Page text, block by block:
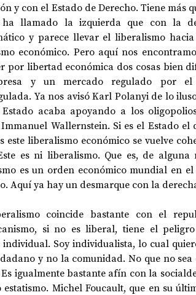
y con el Estado de Derecho. Tiene más
llamado la izquierda que con la
y parece llevar el liberalismo
económico. Pero aquí nos
por libertad económica dos cosas bien
y un mercado regulado por
Ya nos avisó Karl Polanyi de lo
acaba apoyando a los
Wallernstein. Si es el Estado el
este liberalismo económico se vuelve
es ni liberalismo. Que es, de
es un orden económico mundial en
Aquí ya hay un desmarque con la
coincide bastante con el
si no es liberal, tiene el
Soy individualista, lo cual
y no la comunidad. No que no
Es igualmente bastante afín con la
estatismo. Michel Foucault, que en su